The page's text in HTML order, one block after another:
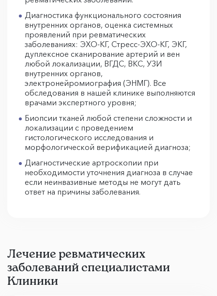
Диагностика функционального состояния
внутренних органов, оценка системных
проявлений при ревматических
заболеваниях: ЭХО-КГ, Стресс-ЭХО-КГ, ЭКГ,
дуплексное сканирование артерий и вен
любой локализации, ВГДС, ВКС, УЗИ
внутренних органов,
электронейромиография (ЭНМГ). Все
обследования в нашей клинике выполняются
врачами экспертного уровня;
Биопсии тканей любой степени сложности и
локализации с проведением
гистологического исследования и
морфологической верификацией диагноза;
Диагностические артроскопии при
необходимости уточнения диагноза в случае
если неинвазивные методы не могут дать
ответ на причины заболевания.
Лечение ревматических
заболеваний специалистами
Клиники